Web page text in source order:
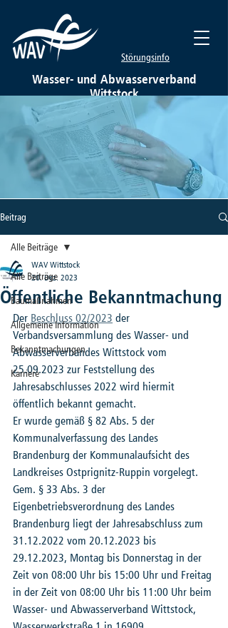
Störungsinfo
Wasser- und Abwasserverband
Wittstock
Beitrag
Alle Beiträge
Baumaßnahmen
Allgemeine Information
Bekanntmachungen
Karriere
Alle Beiträge
Öffentliche Bekanntmachung
WAV Wittstock
20. Dez. 2023
Der Beschluss 02/2023 der
Verbandsversammlung des Wasser- und
Abwasserverbandes Wittstock vom
25.09.2023 zur Feststellung des
Jahresabschlusses 2022 wird hiermit
öffentlich bekannt gemacht.
Er wurde gemäß § 82 Abs. 5 der
Kommunalverfassung des Landes
Brandenburg der Kommunalaufsicht des
Landkreises Ostprignitz-Ruppin vorgelegt.
Gem. § 33 Abs. 3 der
Eigenbetriebsverordnung des Landes
Brandenburg liegt der Jahresabschluss zum
31.12.2022 vom 20.12.2023 bis
29.12.2023, Montag bis Donnerstag in der
Zeit von 08:00 Uhr bis 15:00 Uhr und Freitag
in der Zeit von 08:00 Uhr bis 11:00 Uhr beim
Wasser- und Abwasserverband Wittstock,